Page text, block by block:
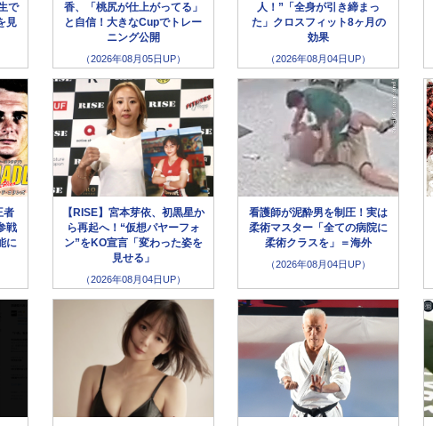
で
見
香、「桃尻が仕上がってる」
と自信！大きなCupでトレー
ニング公開
（2026年08月05日UP）
人！”「全身が引き締まっ
た」クロスフィット8ヶ月の
効果
（2026年08月04日UP）
者
戦
に
【RISE】宮本芽依、初黒星か
ら再起へ！“仮想パヤーフォ
ン”をKO宣言「変わった姿を
見せる」
（2026年08月04日UP）
看護師が泥酔男を制圧！実は
柔術マスター「全ての病院に
柔術クラスを」＝海外
（2026年08月04日UP）